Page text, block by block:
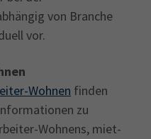
von Branche
vor.
Wohnen finden
zu
Wohnens, miet-